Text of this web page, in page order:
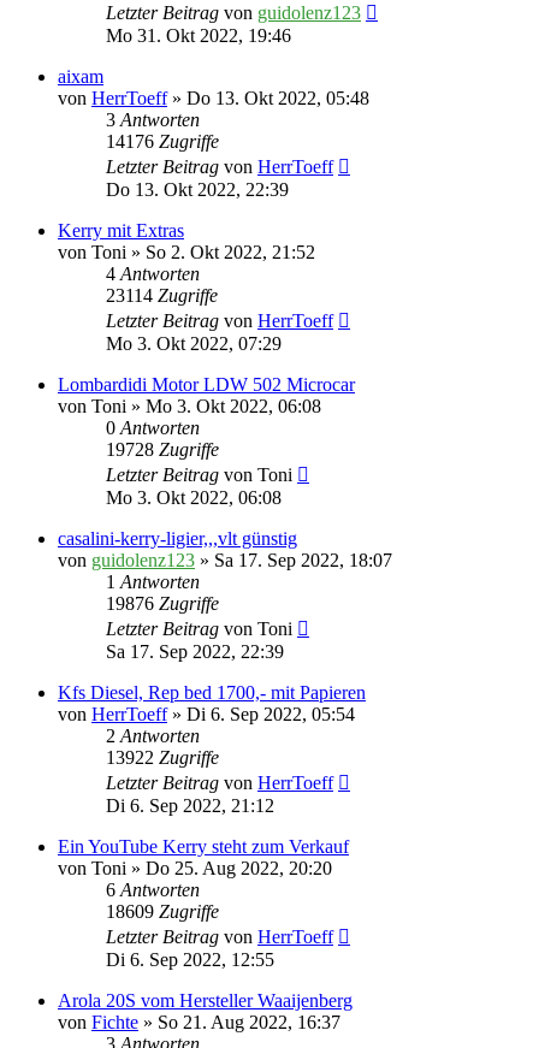
Letzter Beitrag von guidolenz123
Mo 31. Okt 2022, 19:46
aixam
von HerrToeff» Do 13. Okt 2022, 05:48
3Antworten
14176 Zugriffe
Letzter Beitrag von HerrToeff
Do 13. Okt 2022, 22:39
Kerry mit Extras
von Toni » So 2. Okt 2022, 21:52
4Antworten
23114 Zugriffe
Letzter Beitrag von HerrToeff
Mo 3. Okt 2022, 07:29
Lombardidi Motor LDW 502 Microcar
von Toni » Mo 3. Okt 2022, 06:08
0Antworten
19728 Zugriffe
Letzter Beitrag von Toni
Mo 3. Okt 2022, 06:08
casalini-kerry-ligier,,,vlt günstig
von guidolenz123 » Sa 17. Sep 2022, 18:07
1Antworten
19876 Zugriffe
Letzter Beitrag von Toni
Sa 17. Sep 2022, 22:39
Kfs Diesel, Rep bed 1700,- mit Papieren
von HerrToeff» Di 6. Sep 2022, 05:54
2Antworten
13922 Zugriffe
Letzter Beitrag von HerrToeff
Di 6. Sep 2022, 21:12
Ein YouTube Kerry steht zum Verkauf
von Toni » Do 25. Aug 2022, 20:20
6Antworten
18609 Zugriffe
Letzter Beitrag von HerrToeff
Di 6. Sep 2022, 12:55
Arola 20S vom Hersteller Waaijenberg
von Fichte » So 21. Aug 2022, 16:37